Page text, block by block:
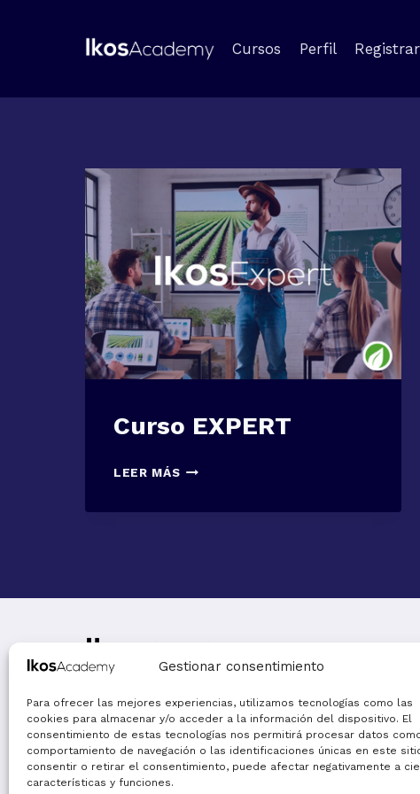
Gestionar consentimiento
Para ofrecer las mejores experiencias, utilizamos tecnologías como las
cookies para almacenar y/o acceder a la información del dispositivo. El
consentimiento de estas tecnologías nos permitirá procesar datos
comportamiento de navegación o las identificaciones únicas en este
consentir o retirar el consentimiento, puede afectar negativamente a
características y funciones.
Cursos Perfil Registrar
Curso EXPERT
LEER MÁSCURSO
Domina las soluciones de Ikos y accede a
masterclasses de expertos del sector agro.